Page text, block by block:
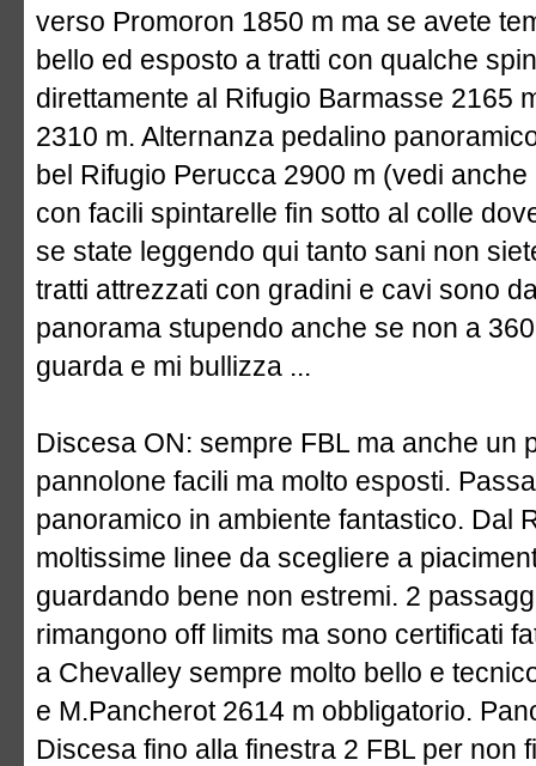
verso Promoron 1850 m ma se avete
bello ed esposto a tratti con qualche
direttamente al Rifugio Barmasse 2165
2310 m. Alternanza pedalino
bel Rifugio Perucca 2900 m (vedi
con facili spintarelle fin sotto al colle
se state leggendo qui tanto sani non
tratti attrezzati con gradini e cavi sono
panorama stupendo anche se non a
guarda e mi bullizza ...
Discesa ON: sempre FBL ma anche un
pannolone facili ma molto esposti.
panoramico in ambiente fantastico. Dal
moltissime linee da scegliere a
guardando bene non estremi. 2
rimangono off limits ma sono certificati
a Chevalley sempre molto bello e
e M.Pancherot 2614 m obbligatorio.
Discesa fino alla finestra 2 FBL per non